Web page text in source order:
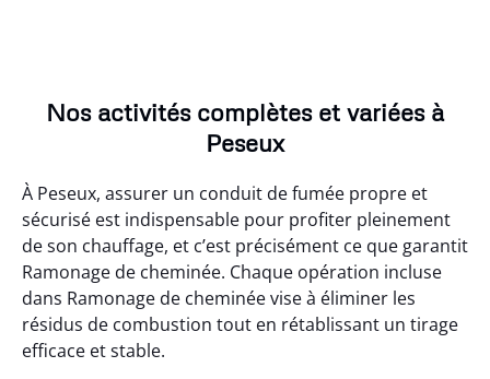
Nos activités complètes et variées à
Peseux
À Peseux, assurer un conduit de fumée propre et
sécurisé est indispensable pour profiter pleinement
de son chauffage, et c’est précisément ce que garantit
Ramonage de cheminée. Chaque opération incluse
dans Ramonage de cheminée vise à éliminer les
résidus de combustion tout en rétablissant un tirage
efficace et stable.